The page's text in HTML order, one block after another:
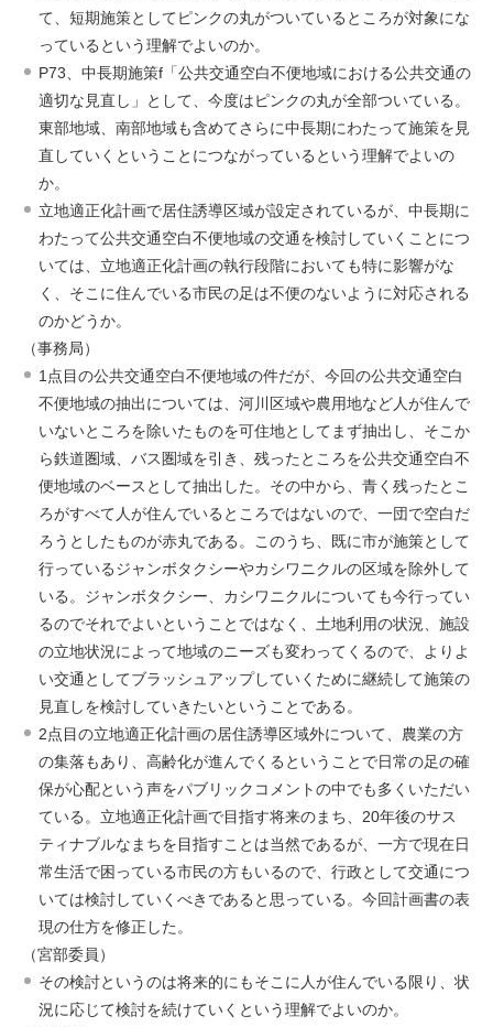
て、短期施策としてピンクの丸がついているところが対象にな
っているという理解でよいのか。
P73、中長期施策f「公共交通空白不便地域における公共交通の
適切な見直し」として、今度はピンクの丸が全部ついている。
東部地域、南部地域も含めてさらに中長期にわたって施策を見
直していくということにつながっているという理解でよいの
か。
立地適正化計画で居住誘導区域が設定されているが、中長期に
わたって公共交通空白不便地域の交通を検討していくことにつ
いては、立地適正化計画の執行段階においても特に影響がな
く、そこに住んでいる市民の足は不便のないように対応される
のかどうか。
（事務局）
1点目の公共交通空白不便地域の件だが、今回の公共交通空白
不便地域の抽出については、河川区域や農用地など人が住んで
いないところを除いたものを可住地としてまず抽出し、そこか
ら鉄道圏域、バス圏域を引き、残ったところを公共交通空白不
便地域のベースとして抽出した。その中から、青く残ったとこ
ろがすべて人が住んでいるところではないので、一団で空白だ
ろうとしたものが赤丸である。このうち、既に市が施策として
行っているジャンボタクシーやカシワニクルの区域を除外して
いる。ジャンボタクシー、カシワニクルについても今行ってい
るのでそれでよいということではなく、土地利用の状況、施設
の立地状況によって地域のニーズも変わってくるので、よりよ
い交通としてブラッシュアップしていくために継続して施策の
見直しを検討していきたいということである。
2点目の立地適正化計画の居住誘導区域外について、農業の方
の集落もあり、高齢化が進んでくるということで日常の足の確
保が心配という声をパブリックコメントの中でも多くいただい
ている。立地適正化計画で目指す将来のまち、20年後のサス
ティナブルなまちを目指すことは当然であるが、一方で現在日
常生活で困っている市民の方もいるので、行政として交通につ
いては検討していくべきであると思っている。今回計画書の表
現の仕方を修正した。
（宮部委員）
その検討というのは将来的にもそこに人が住んでいる限り、状
況に応じて検討を続けていくという理解でよいのか。